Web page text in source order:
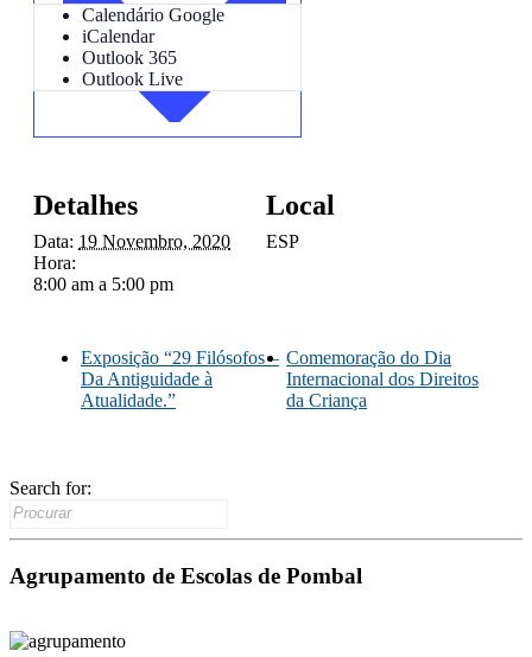
Calendário Google
iCalendar
Outlook 365
Outlook Live
Detalhes
Data: 19 Novembro, 2020
Hora:
8:00 am a 5:00 pm
Local
ESP
Exposição “29 Filósofos –
Da Antiguidade à
Atualidade.”
Comemoração do Dia
Internacional dos Direitos
da Criança
Search for:
Agrupamento de Escolas de Pombal